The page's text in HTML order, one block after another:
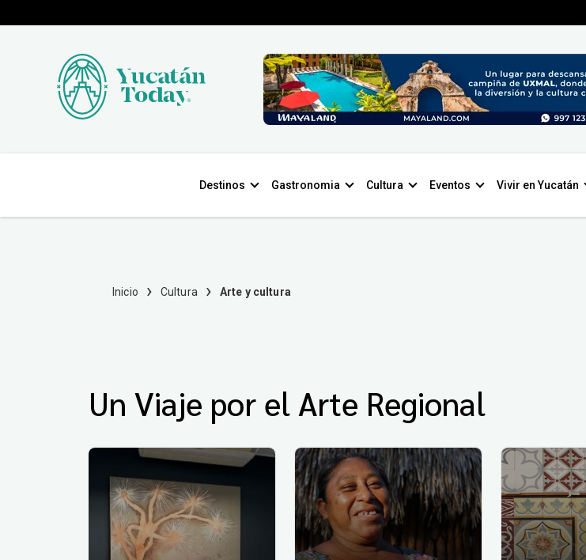
Destinos Gastronomia Cultura Eventos Vivir en Yucatán
Inicio Cultura Arte y cultura
Arte y cultura
Un Viaje por el Arte Regional